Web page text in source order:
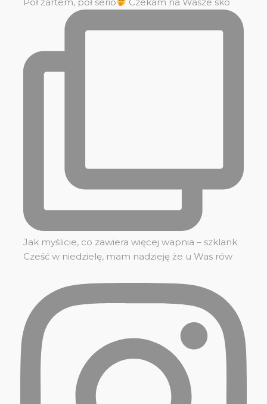
Jak myślicie, co zawiera więcej wapnia – szklank
Cześć w niedzielę, mam nadzieję że u Was rów